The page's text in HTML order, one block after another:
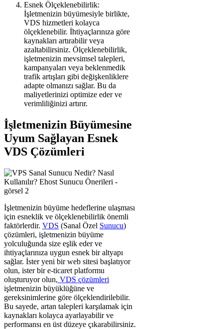
Esnek Ölçeklenebilirlik:
İşletmenizin büyümesiyle birlikte,
VDS hizmetleri kolayca
ölçeklenebilir. İhtiyaçlarınıza göre
kaynakları artırabilir veya
azaltabilirsiniz. Ölçeklenebilirlik,
işletmenizin mevsimsel talepleri,
kampanyaları veya beklenmedik
trafik artışları gibi değişkenliklere
adapte olmanızı sağlar. Bu da
maliyetlerinizi optimize eder ve
verimliliğinizi artırır.
İşletmenizin Büyümesine
Uyum Sağlayan Esnek
VDS Çözümleri
İşletmenizin büyüme hedeflerine ulaşması
için esneklik ve ölçeklenebilirlik önemli
faktörlerdir. VDS (Sanal Özel Sunucu)
çözümleri, işletmenizin büyüme
yolculuğunda size eşlik eder ve
ihtiyaçlarınıza uygun esnek bir altyapı
sağlar. İster yeni bir web sitesi başlatıyor
olun, ister bir e-ticaret platformu
oluşturuyor olun, VDS çözümleri
işletmenizin büyüklüğüne ve
gereksinimlerine göre ölçeklendirilebilir.
Bu sayede, artan talepleri karşılamak için
kaynakları kolayca ayarlayabilir ve
performansı en üst düzeye çıkarabilirsiniz.